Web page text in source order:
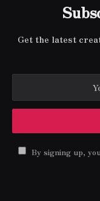
Get the latest
By signing up,